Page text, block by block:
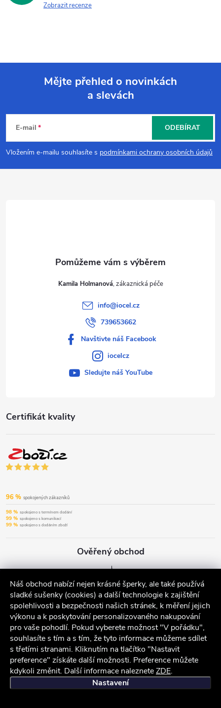
Náš obchod nabízí nejen krásné šperky, ale také používá
sladké sušenky (cookies) a další technologie k zajištění
spolehlivosti a bezpečnosti našich stránek, k měření jejich
výkonu a k poskytování personalizovaného nakupování
pro vaše pohodlí. Pokud vyberete možnost "V pořádku",
souhlasíte s tím a s tím, že tyto informace můžeme sdílet
s třetími stranami. Kliknutím na tlačítko "Nastavit
preference" získáte další možnosti. Preference můžete
kdykoli změnit. Další informace nalezneteZDE.
Nastavení
Zobrazit recenze
p
a
Mějte přehled o novinkách
a slevách
E-mail
Vložením e-mailu souhlasíte s podmínkami ochrany osobních údajů
ODEBÍRAT
Certifikát kvality
96 % spokojených zákazníků
98 % spokojeno s termínem dodání
99 % spokojeno s komunikací
99 % spokojeno s dodáním zboží
Ověřený obchod
Kamila Holmanová
info@iocel.cz
739653662
Navštivte náš Facebook
iocelcz
Sledujte náš YouTube
iocel.cz Obchodní podmínky Ochrana osobních údajů